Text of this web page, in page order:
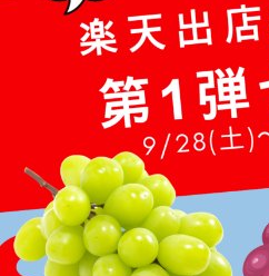
クイーンルージュ
神紅ぶどう
ナガノパープル
1房からOK！ぶどう狩り
宮崎産パパイヤ